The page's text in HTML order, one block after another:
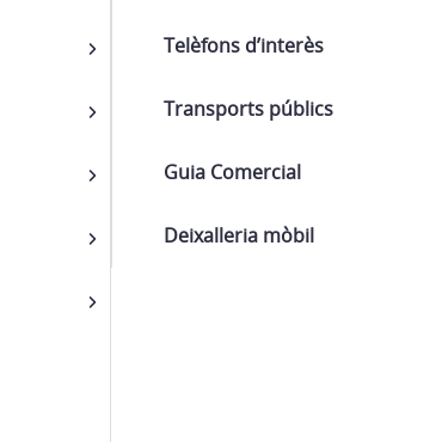
Telèfons d’interès
Transports públics
Guia Comercial
Deixalleria mòbil